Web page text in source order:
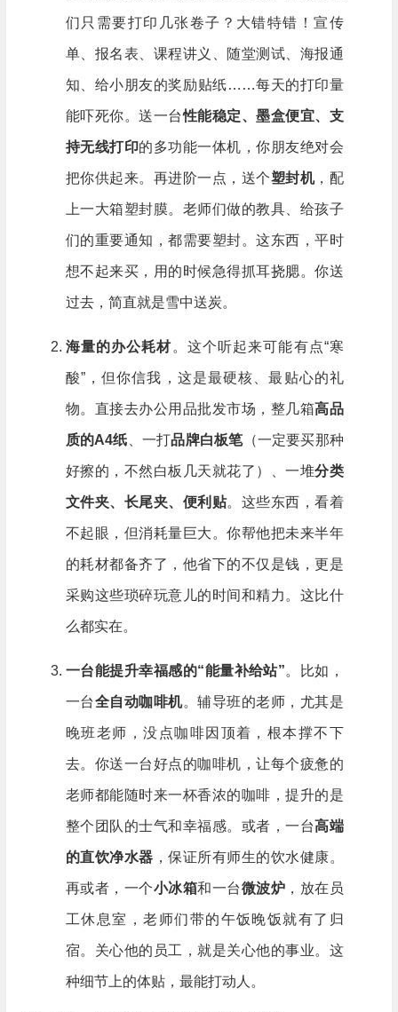
们只需要打印几张卷子？大错特错！宣传
单、报名表、课程讲义、随堂测试、海报通
知、给小朋友的奖励贴纸……每天的打印量
能吓死你。送一台性能稳定、墨盒便宜、支
持无线打印的多功能一体机，你朋友绝对会
把你供起来。再进阶一点，送个塑封机，配
上一大箱塑封膜。老师们做的教具、给孩子
们的重要通知，都需要塑封。这东西，平时
想不起来买，用的时候急得抓耳挠腮。你送
过去，简直就是雪中送炭。
海量的办公耗材。这个听起来可能有点“寒
酸”，但你信我，这是最硬核、最贴心的礼
物。直接去办公用品批发市场，整几箱高品
质的A4纸 、一打品牌白板笔（一定要买那种
好擦的，不然白板几天就花了）、一堆分类
文件夹、长尾夹、便利贴。这些东西，看着
不起眼，但消耗量巨大。你帮他把未来半年
的耗材都备齐了，他省下的不仅是钱，更是
采购这些琐碎玩意儿的时间和精力。这比什
么都实在。
一台能提升幸福感的“能量补给站”。比如，
一台全自动咖啡机。辅导班的老师，尤其是
晚班老师，没点咖啡因顶着，根本撑不下
去。你送一台好点的咖啡机，让每个疲惫的
老师都能随时来一杯香浓的咖啡，提升的是
整个团队的士气和幸福感。或者，一台高端
的直饮净水器 ，保证所有师生的饮水健康。
再或者，一个小冰箱和一台微波炉 ，放在员
工休息室，老师们带的午饭晚饭就有了归
宿。关心他的员工，就是关心他的事业。这
种细节上的体贴，最能打动人。